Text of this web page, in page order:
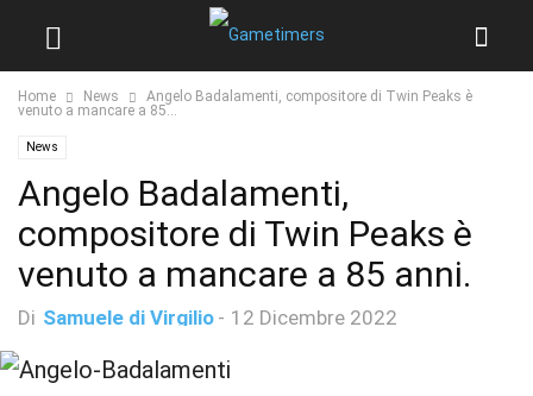
Home News
Angelo Badalamenti, compositore di Twin Peaks è
venuto a mancare a 85...
News
Angelo Badalamenti,
compositore di Twin Peaks è
venuto a mancare a 85 anni.
Di Samuele di Virgilio - 12 Dicembre 2022